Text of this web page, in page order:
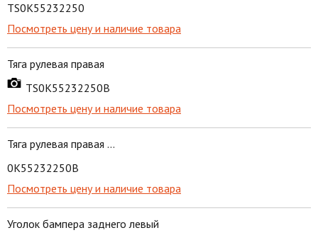
TS0K55232250
Посмотреть цену и наличие товара
Тяга рулевая правая
TS0K55232250B
Посмотреть цену и наличие товара
Тяга рулевая правая ...
0K55232250B
Посмотреть цену и наличие товара
Уголок бампера заднего левый